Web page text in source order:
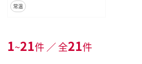
常温
1~21件 ／ 全21件